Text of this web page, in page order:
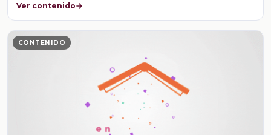
Ver contenido
CONTENIDO